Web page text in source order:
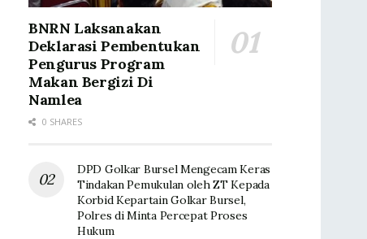
BNRN Laksanakan
Deklarasi Pembentukan
Pengurus Program
Makan Bergizi Di
Namlea
0 SHARES
DPD Golkar Bursel Mengecam Keras
Tindakan Pemukulan oleh ZT Kepada
Korbid Kepartain Golkar Bursel,
Polres di Minta Percepat Proses
Hukum